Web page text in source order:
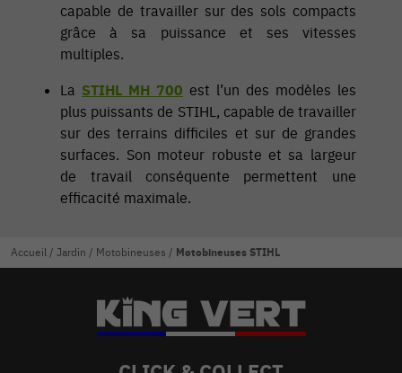
capable de travailler sur des sols compacts
grâce à sa puissance et ses vitesses
multiples.
La STIHL MH 700 est l’un des modèles les
plus puissants de STIHL, capable de travailler
sur des terrains difficiles et sur de grandes
surfaces. Son moteur robuste et sa largeur
de travail conséquente permettent une
efficacité maximale.
Accueil / Jardin / Motobineuses / Motobineuses STIHL